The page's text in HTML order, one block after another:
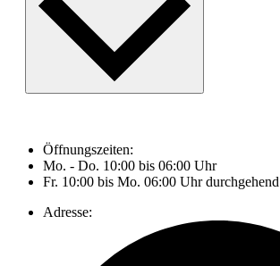
Öffnungszeiten:
Mo. - Do. 10:00 bis 06:00 Uhr
Fr. 10:00 bis Mo. 06:00 Uhr durchgehend
Adresse: